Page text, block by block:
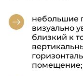
небольшие
визуально
близкий к
помещение;